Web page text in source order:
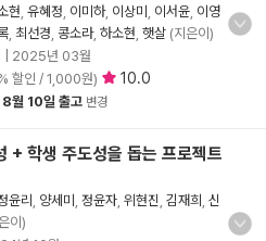
현 유혜정 이미하, 이상미 이서윤 이영
최선경 콩소라, 하소현 햇살 (지은이)
2025년 03월
할인 / 1,000원) 10.0
8월 10일 출고 변경
+ 학생 주도성을 돕는 프로젝트
윤리 양세미 정윤자 위현진 김재희 신
이)